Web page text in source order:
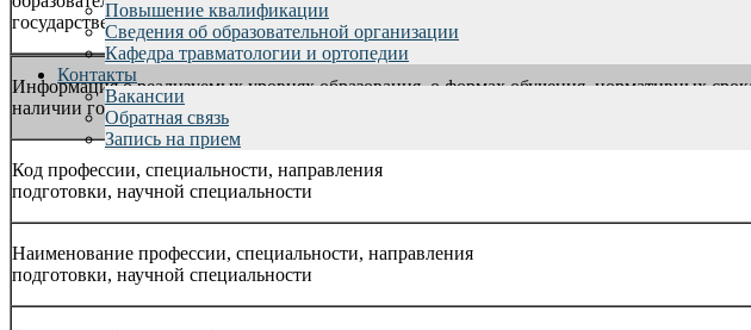
Повышение квалификации
Сведения об образовательной организации
Кафедра травматологии и ортопедии
Контакты
Вакансии
Обратная связь
Запись на прием
государственной аккредитациигосударственной аккредитации)
Информация о реализуемых уровнях образования, о формах обучения, нормативных
наличии государственной аккредитации), о языках, на которых осуществляется
Код профессии, специальности, направления
подготовки, научной специальности
Наименование профессии, специальности, направления
подготовки, научной специальности